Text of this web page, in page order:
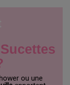
ou une